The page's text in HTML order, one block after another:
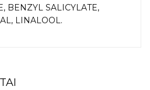
BENZYL SALICYLATE,
LINALOOL.